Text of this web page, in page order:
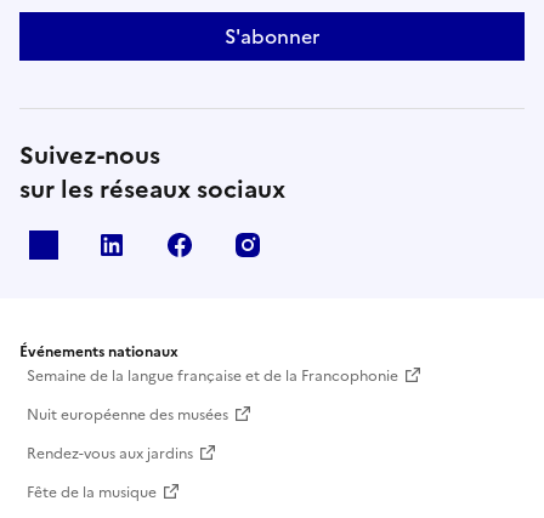
S'abonner
Suivez-nous
sur les réseaux sociaux
Linkedin Facebook
Événements nationaux
Semaine de la langue française et de la Francophonie
Nuit européenne des musées
Rendez-vous aux jardins
Fête de la musique